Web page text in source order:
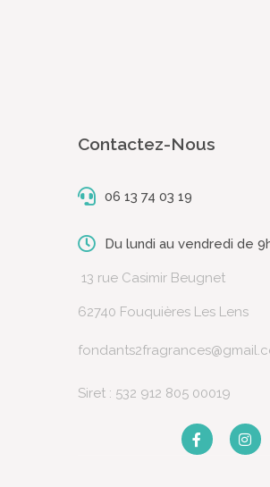
Contactez-Nous
06 13 74 03 19
Du lundi au vendredi de
13 rue Casimir Beugnet
62740 Fouquières Les Lens
Siret : 532 912 805 00019